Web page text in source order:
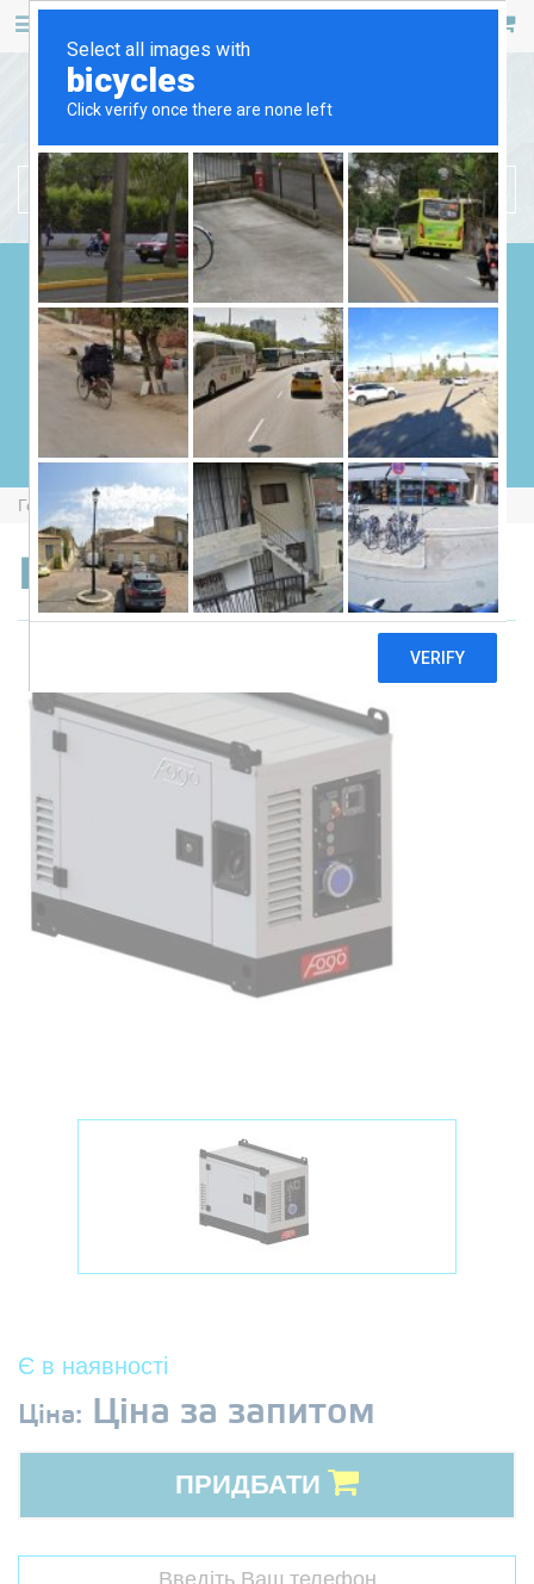
БЕНЗИНОВІ ГЕНЕРАТОРИ
ДИЗЕЛЬНІ ГЕНЕРАТОРИ
ГАЗОВІ ГЕНЕРАТОРИ
ЗВАРЮВАЛЬНІ ГЕНЕРАТОРИ
ГЕНЕРАТОРИ ВІД ВВП
Головна Бензинові Генератори Fogo FV11001RCEA
Fogo FV11001RCEA
Є в наявності
Ціна: Ціна за запитом
ПРИДБАТИ